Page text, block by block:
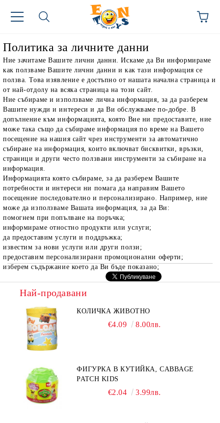
Политика за личните данни
Ние зачитаме Вашите лични данни. Искаме да Ви информираме
как ползваме Вашите лични данни и как тази информация се
ползва. Това изявление е достъпно от нашата начална страница и
от най-отдолу на всяка страница на този сайт.
Ние събираме и използваме лична информация, за да разберем
Вашите нужди и интереси и да Ви обслужваме по-добре. В
допълнение към информацията, която Вие ни предоставите, ние
може така също да събираме информация по време на Вашето
посещение на нашия сайт чрез инструменти за автоматично
събиране на информация, които включват бисквитки, връзки,
страници и други често ползвани инструменти за събиране на
информация.
Информацията която събираме, за да разберем Вашите
потребности и интереси ни помага да направим Вашето
посещение последователно и персонализирано. Например, ние
може да използваме Вашата информация, за да Ви:
помогнем при попълване на поръчка;
информираме отностно продукти или услуги;
да предоставим услуги и поддръжка;
известим за нови услуги или други ползи;
предоставим персонализирани промоционални оферти;
изберем съдържание което да Ви бъде показано;
Най-продавани
КОЛИЧКА ЖИВОТНО
€4.09 8.00лв.
ФИГУРКА В КУТИЙКА, CABBAGE
PATCH KIDS
€2.04 3.99лв.